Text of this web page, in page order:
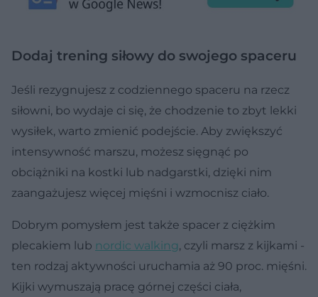
Dodaj trening siłowy do swojego spaceru
Jeśli rezygnujesz z codziennego spaceru na rzecz
siłowni, bo wydaje ci się, że chodzenie to zbyt lekki
wysiłek, warto zmienić podejście. Aby zwiększyć
intensywność marszu, możesz sięgnąć po
obciążniki na kostki lub nadgarstki, dzięki nim
zaangażujesz więcej mięśni i wzmocnisz ciało.
Dobrym pomysłem jest także spacer z ciężkim
plecakiem lub nordic walking, czyli marsz z kijkami -
ten rodzaj aktywności uruchamia aż 90 proc. mięśni.
Kijki wymuszają pracę górnej części ciała,